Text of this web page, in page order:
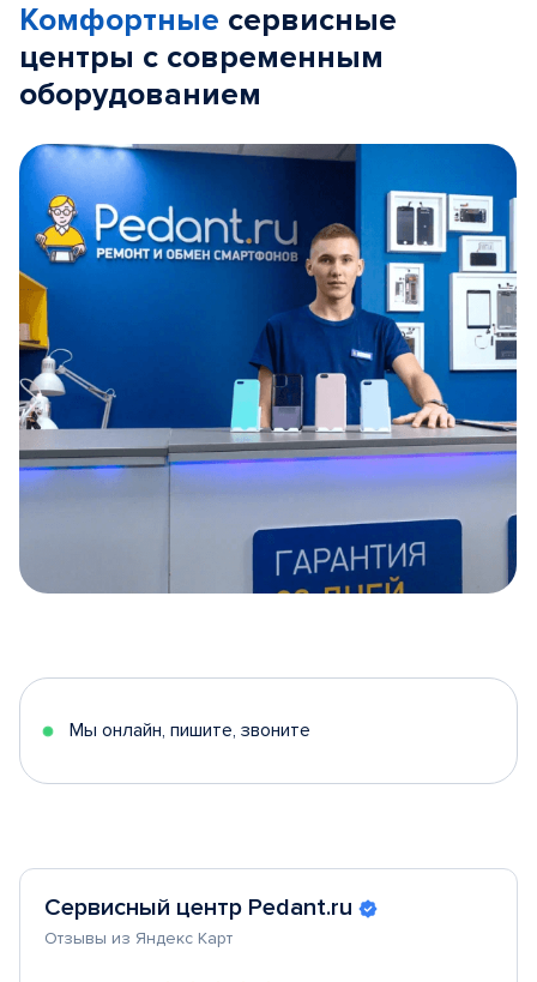
Комфортные сервисные
центры с современным
оборудованием
5
Мы онлайн, пишите, звоните
Сервисный центр Pedant.ru
Отзывы из Яндекс Карт